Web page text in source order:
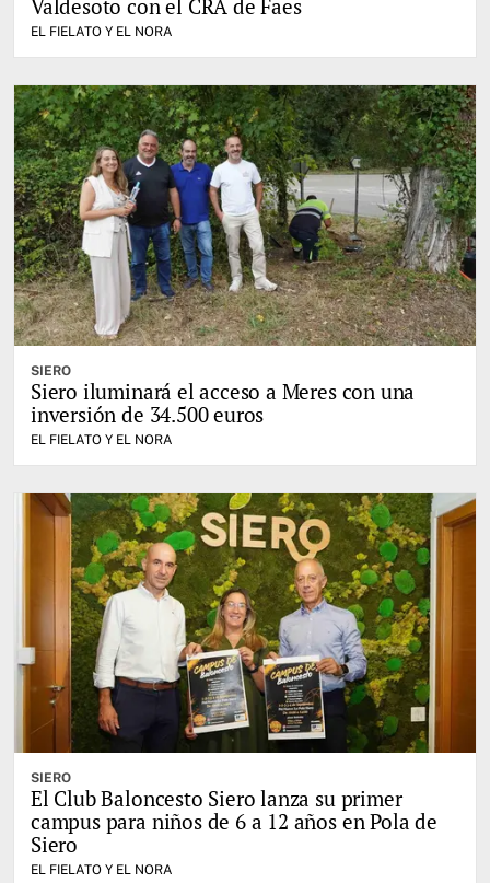
Valdesoto con el CRA de Faes
EL FIELATO Y EL NORA
SIERO
Siero iluminará el acceso a Meres con una
inversión de 34.500 euros
EL FIELATO Y EL NORA
SIERO
El Club Baloncesto Siero lanza su primer
campus para niños de 6 a 12 años en Pola de
Siero
EL FIELATO Y EL NORA